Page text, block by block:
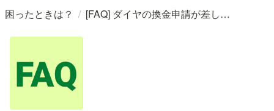
困ったときは？ / [FAQ] ダイヤの換金申請が差し戻されましたが、この後どうなりますか？